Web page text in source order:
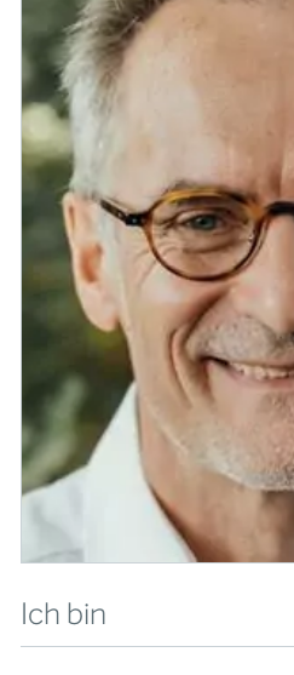
Ich bin